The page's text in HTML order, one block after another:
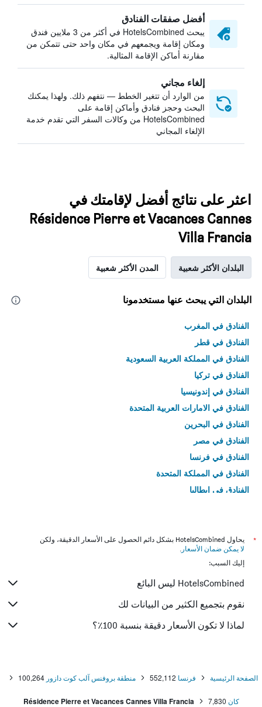
أفضل صفقات الفنادق
يبحث HotelsCombined في أكثر من 3 ملايين فندق
ومكان إقامة ويجمعهم في مكان واحد حتى تتمكن من
مقارنة أماكن الإقامة المثالية.
إلغاء مجاني
من الوارد أن تتغير الخطط — نتفهم ذلك. ولهذا يمكنك
البحث وحجز فنادق وأماكن إقامة على
HotelsCombined من وكالات السفر التي تقدم خدمة
الإلغاء المجاني
اعثر على نتائج أفضل لإقامتك في
Résidence Pierre et Vacances Cannes
Villa Francia
البلدان الأكثر شعبية المدن الأكثر شعبية
البلدان التي يبحث عنها مستخدمونا
الفنادق في المغرب
الفنادق في قطر
الفنادق في المملكة العربية السعودية
الفنادق في تركيا
الفنادق في إندونيسيا
الفنادق في الامارات العربية المتحدة
الفنادق في البحرين
الفنادق في مصر
الفنادق في فرنسا
الفنادق في المملكة المتحدة
الفنادق في إيطاليا
*
يحاول HotelsCombined بشكل دائم الحصول على الأسعار الدقيقة، ولكن
لا يمكن ضمان الأسعار .
إليك السبب:
HotelsCombined ليس البائع
نقوم بتجميع الكثير من البيانات لك
لماذا لا تكون الأسعار دقيقة بنسبة 100٪؟
الصفحة الرئيسية فرنسا 552,112 منطقة بروفنس آلب كوت دازور 100,264
كان 7,830
Résidence Pierre et Vacances Cannes Villa Francia